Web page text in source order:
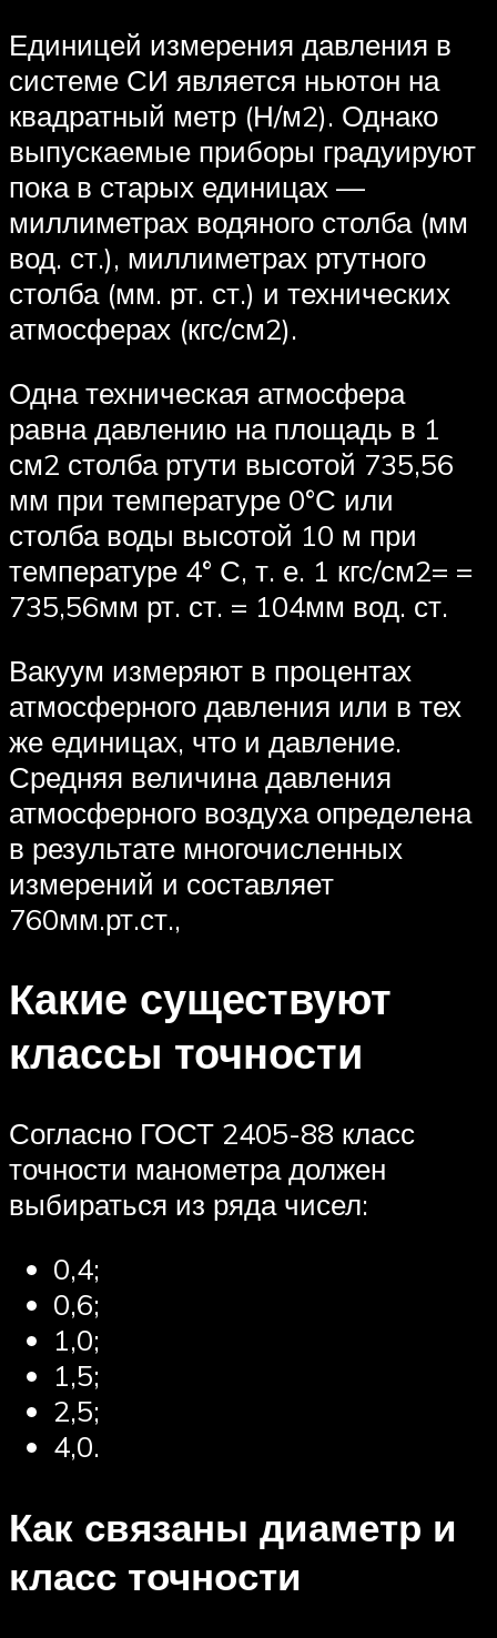
Единицей измерения давления в
системе СИ является ньютон на
квадратный метр (Н/м2). Однако
выпускаемые приборы градуируют
пока в старых единицах —
миллиметрах водяного столба (мм
вод. ст.), миллиметрах ртутного
столба (мм. рт. ст.) и технических
атмосферах (кгс/см2).
Одна техническая атмосфера
равна давлению на площадь в 1
см2 столба ртути высотой 735,56
мм при температуре 0°С или
столба воды высотой 10 м при
температуре 4° С, т. е. 1 кгс/см2= =
735,56мм рт. ст. = 104мм вод. ст.
Вакуум измеряют в процентах
атмосферного давления или в тех
же единицах, что и давление.
Средняя величина давления
атмосферного воздуха определена
в результате многочисленных
измерений и составляет
760мм.рт.ст.,
Какие существуют
классы точности
Согласно ГОСТ 2405-88 класс
точности манометра должен
выбираться из ряда чисел:
0,4;
0,6;
1,0;
1,5;
2,5;
4,0.
Как связаны диаметр и
класс точности